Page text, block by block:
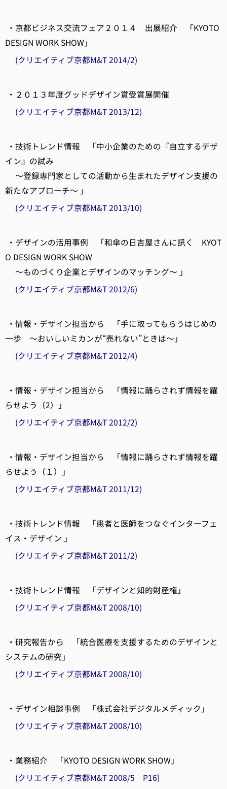
・京都ビジネス交流フェア２０１４ 出展紹介 「KYOTO
DESIGN WORK SHOW」
(クリエイティブ京都M&T 2014/2)
・２０１３年度グッドデザイン賞受賞展開催
(クリエイティブ京都M&T 2013/12)
・技術トレンド情報 「中小企業のための『自立するデザ
イン』の試み
～登録専門家としての活動から生まれたデザイン支援の
新たなアプローチ～ 」
(クリエイティブ京都M&T 2013/10)
・デザインの活用事例 「和傘の日吉屋さんに訊く KYOT
O DESIGN WORK SHOW
～ものづくり企業とデザインのマッチング～ 」
(クリエイティブ京都M&T 2012/6)
・情報・デザイン担当から 「手に取ってもらうはじめの
一歩 ～おいしいミカンが“売れない”ときは～」
(クリエイティブ京都M&T 2012/4)
・情報・デザイン担当から 「情報に踊らされず情報を躍
らせよう（2）」
(クリエイティブ京都M&T 2012/2)
・情報・デザイン担当から 「情報に踊らされず情報を躍
らせよう（１）」
(クリエイティブ京都M&T 2011/12)
・技術トレンド情報 「患者と医師をつなぐインターフェ
イス・デザイン 」
(クリエイティブ京都M&T 2011/2)
・技術トレンド情報 「デザインと知的財産権」
(クリエイティブ京都M&T 2008/10)
・研究報告から 「統合医療を支援するためのデザインと
システムの研究」
(クリエイティブ京都M&T 2008/10)
・デザイン相談事例 「株式会社デジタルメディック」
(クリエイティブ京都M&T 2008/10)
・業務紹介 「KYOTO DESIGN WORK SHOW」
(クリエイティブ京都M&T 2008/5 P16)